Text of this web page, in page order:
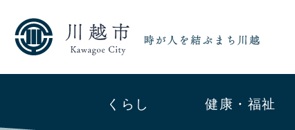
くらし 健康・福祉